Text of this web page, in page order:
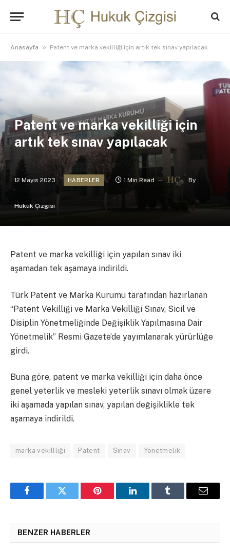
Anasayfa » Patent ve marka vekilliği için artık tek sınav yapılacak
Patent ve marka vekilliği için
artık tek sınav yapılacak
12 Mayıs 2023 HABERLER 1 Min Read By
Hukuk Çizgisi
Patent ve marka vekilliği için yapılan sınav iki
aşamadan tek aşamaya indirildi.
Türk Patent ve Marka Kurumu tarafından hazırlanan
“Patent Vekilliği ve Marka Vekilliği Sınav, Sicil ve
Disiplin Yönetmeliğinde Değişiklik Yapılmasına Dair
Yönetmelik” Resmi Gazete’de yayımlanarak yürürlüğe
girdi.
Buna göre, patent ve marka vekilliği için daha önce
genel yeterlik ve mesleki yeterlik sınavı olmak üzere
iki aşamada yapılan sınav, yapılan değişiklikle tek
aşamaya indirildi.
marka vekillliği Patent Sınav Yönetmelik
FacebookTwitter Pinterest LinkedInTumblr Email
BENZER HABERLER